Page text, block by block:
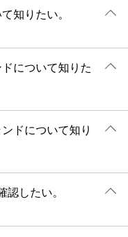
知りたい。
について知りた
ドについて知り
したい。